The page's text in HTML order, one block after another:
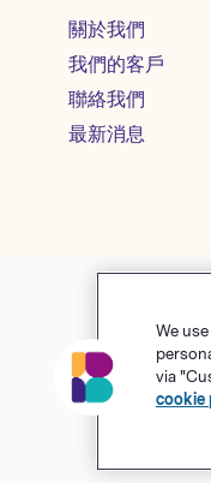
關於我們
我們的客戶
聯絡我們
最新消息
We
via
cookie